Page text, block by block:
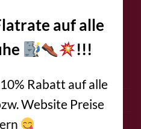
auf alle
!!!
Rabatt auf alle
Website Preise